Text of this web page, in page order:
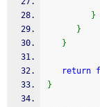
}
}
}
return
}